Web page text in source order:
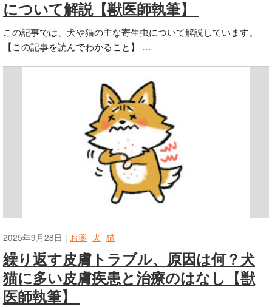
について解説【獣医師執筆】
この記事では、犬や猫の主な寄生虫について解説しています。
【この記事を読んでわかること】 …
2025年9月28日 | お薬 犬 猫
繰り返す皮膚トラブル、原因は何？犬
猫に多い皮膚疾患と治療のはなし【獣
医師執筆】